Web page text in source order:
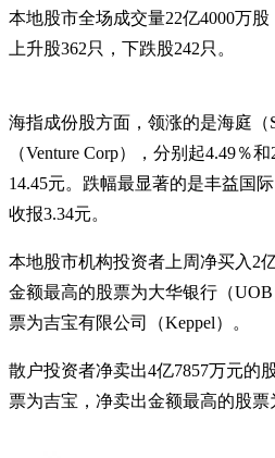
本地股市全场成交量22亿4000万股
上升股362只，下跌股242只。
海指成份股方面，领涨的是海庭（
（Venture Corp），分别起4.49％
14.45元。跌幅最显著的是丰益国
收报3.34元。
本地股市机构投资者上周净买入2
金额最高的股票为大华银行（
票为吉宝有限公司（Keppel）。
散户投资者净卖出4亿7857万元的
票为吉宝，净卖出金额最高的股票